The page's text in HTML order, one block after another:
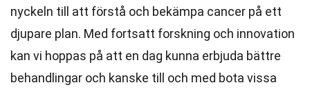
nyckeln till att förstå och bekämpa cancer på ett
djupare plan. Med fortsatt forskning och innovation
kan vi hoppas på att en dag kunna erbjuda bättre
behandlingar och kanske till och med bota vissa